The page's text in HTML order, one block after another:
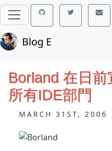
Blog E
Borland 在日
所有IDE部門
MARCH 31ST, 2006